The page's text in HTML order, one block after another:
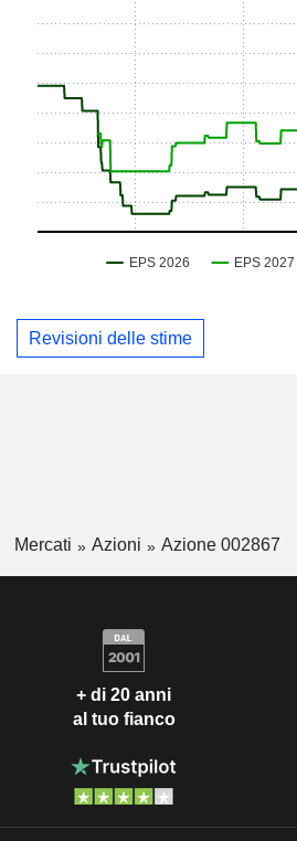
Revisioni delle stime
Mercati Azioni Azione 002867
+ di 20 anni
al tuo fianco